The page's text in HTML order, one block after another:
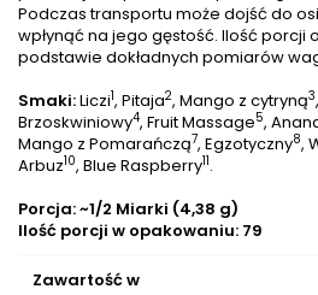
Podczas transportu może dojść do
wpłynąć na jego gęstość. Ilość porcji
podstawie dokładnych pomiarów
Smaki:Liczi1, Pitaja2, Mango z cytryną3
Brzoskwiniowy4, Fruit Massage5,
Mango z Pomarańczą7, Egzotyczny8,
Arbuz10, Blue Raspberry11 .
Porcja: ~1/2 Miarki (4,38 g)
Ilość porcji w opakowaniu: 79
Zawartość w